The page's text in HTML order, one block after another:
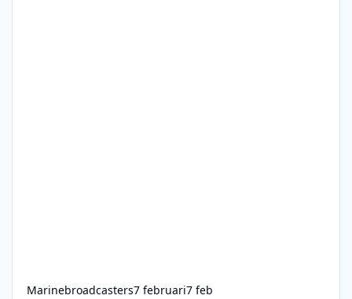
Marinebroadcasters7 februari7 feb